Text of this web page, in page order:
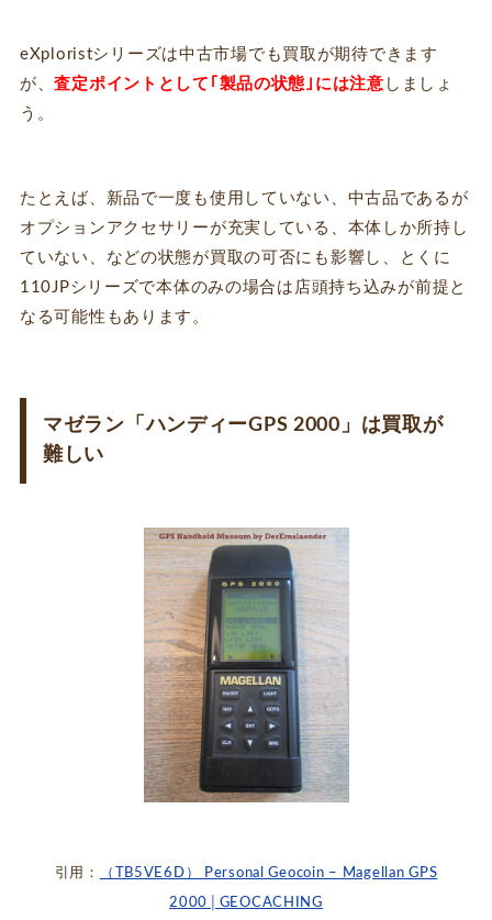
eXploristシリーズは中古市場でも買取が期待できます
が、査定ポイントとして｢製品の状態｣には注意 しましょ
う。
たとえば、新品で一度も使用していない、中古品であるが
オプションアクセサリーが充実している、本体しか所持し
ていない、などの状態が買取の可否にも影響し、とくに
110JPシリーズで本体のみの場合は店頭持ち込みが前提と
なる可能性もあります。
マゼラン「ハンディーGPS 2000」は買取が
難しい
引用：
（TB5VE6D） Personal Geocoin – Magellan GPS
2000│GEOCACHING